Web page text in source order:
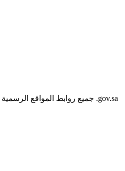
جميع روابط المواقع الرسمية التابعة للجهات الحكومية في المملكة العربية السعودية تنتهي بـ .gov.sa